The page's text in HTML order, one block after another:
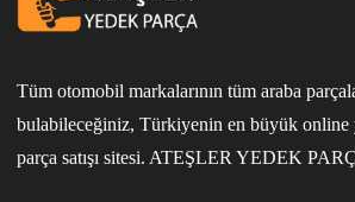
Tüm otomobil markalarının tüm araba
bulabileceğiniz, Türkiyenin en büyük online
parça satışı sitesi. ATEŞLER YEDEK